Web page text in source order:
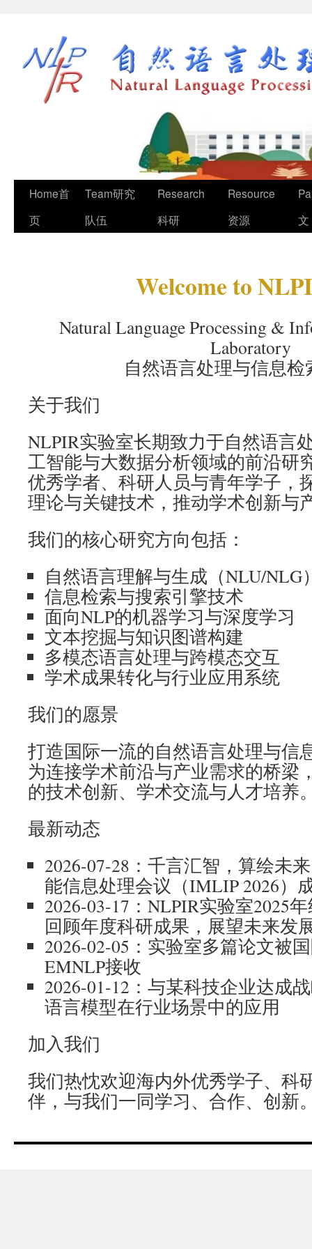
Home首
页
Team研究
队伍
Research
科研
Resource
资源
文
Welcome to
Natural Language Processing &
Laboratory
自然语言处理与信息检
关于我们
NLPIR实验室长期致力于自然语言
工智能与大数据分析领域的前沿研
优秀学者、科研人员与青年学子，
理论与关键技术，推动学术创新与
我们的核心研究方向包括：
自然语言理解与生成（NLU/NLG
信息检索与搜索引擎技术
面向NLP的机器学习与深度学习
文本挖掘与知识图谱构建
多模态语言处理与跨模态交互
学术成果转化与行业应用系统
我们的愿景
打造国际一流的自然语言处理与信
为连接学术前沿与产业需求的桥梁
的技术创新、学术交流与人才培养
最新动态
2026-07-28：千言汇智，算绘未
能信息处理会议（IMLIP 2026）
2026-03-17：NLPIR实验室2025
回顾年度科研成果，展望未来发
2026-02-05：实验室多篇论文被
EMNLP接收
2026-01-12：与某科技企业达成
语言模型在行业场景中的应用
加入我们
我们热忱欢迎海内外优秀学子、科
伴，与我们一同学习、合作、创新